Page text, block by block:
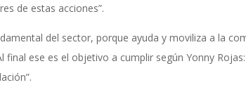
de estas acciones”.
del sector, porque ayuda y moviliza a la
final ese es el objetivo a cumplir según Yonny Rojas: